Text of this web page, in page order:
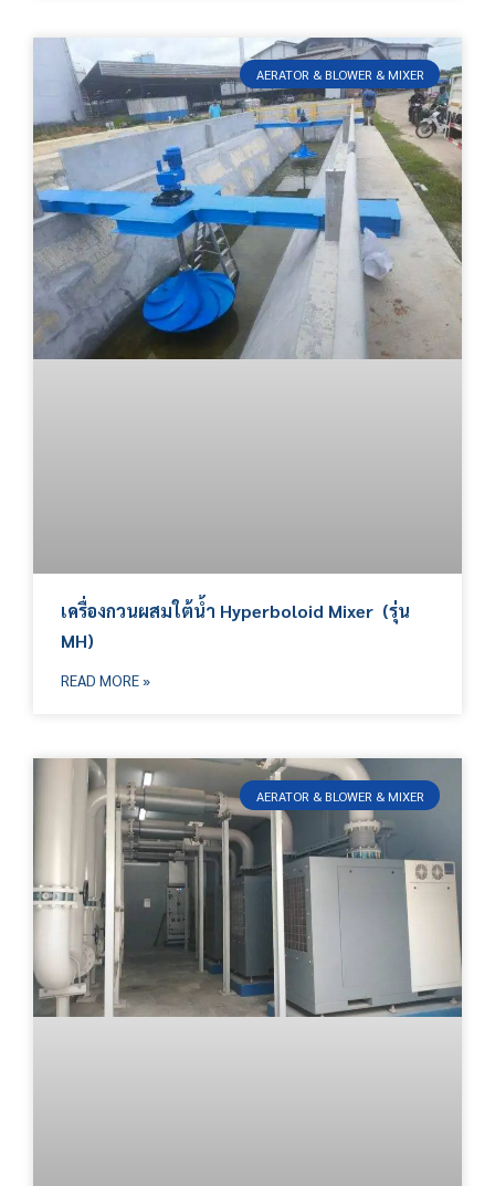
AERATOR & BLOWER & MIXER
เครื่องกวนผสมใต้น้ำ Hyperboloid Mixer (รุ่น
MH)
READ MORE »
AERATOR & BLOWER & MIXER